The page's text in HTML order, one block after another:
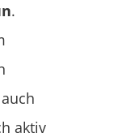
.
aktiv